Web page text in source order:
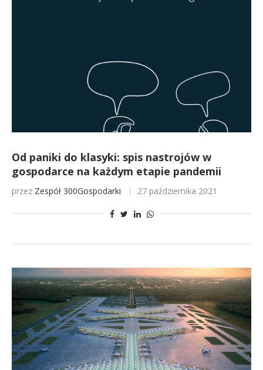
Od paniki do klasyki: spis nastrojów w
gospodarce na każdym etapie pandemii
przez Zespół 300Gospodarki 27 października 2021